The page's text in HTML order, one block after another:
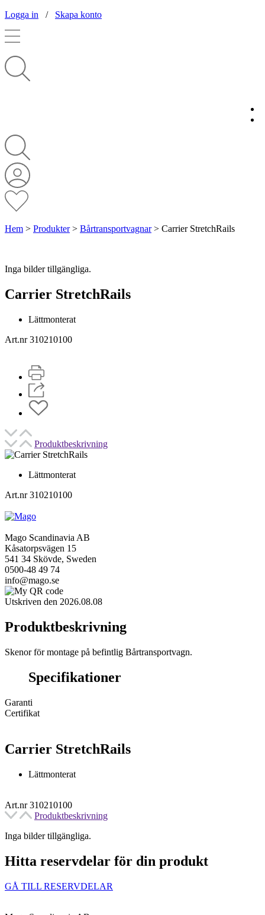
Logga in / Skapa konto
Hem > Produkter> Bårtransportvagnar> Carrier StretchRails
Inga bilder tillgängliga.
Carrier StretchRails
Lättmonterat
Art.nr 310210100
Produktbeskrivning
Lättmonterat
Art.nr 310210100
Mago Scandinavia AB
Kåsatorpsvägen 15
541 34 Skövde, Sweden
0500-48 49 74
info@mago.se
Utskriven den 2026.08.08
Produktbeskrivning
Skenor för montage på befintlig Bårtransportvagn.
Specifikationer
Garanti
Certifikat
Carrier StretchRails
Lättmonterat
Art.nr 310210100
Produktbeskrivning
Inga bilder tillgängliga.
Hitta reservdelar för din produkt​
GÅ TILL RESERVDELAR